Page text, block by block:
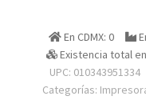
Surecolor
T5470m,
36
En CDMX: 0
Existencia total
UPC: 010343951334
Categorías: